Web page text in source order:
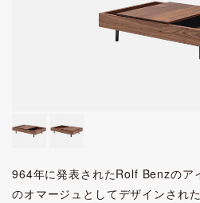
964年に発表されたRolf Benzのア
のオマージュとしてデザインされ